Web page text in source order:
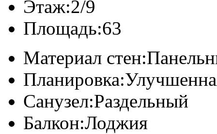
Этаж:2/9
Площадь:63
Материал стен:
Планировка:
Санузел:Раздельный
Балкон:Лоджия